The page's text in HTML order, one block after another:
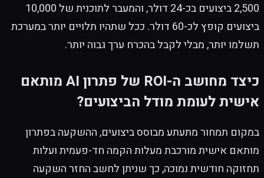
2,500 ביצועים בכ-24 דולר, והמעבר לתוכנית של 10,000
ביצועים קופץ לכ-60 דולר. ככל שתהיו תלויים יותר במערכת
תשלמו יותר, מבלי לקבל בהכרח ערך גבוה יותר.
כיצד מחושב ה-ROI של פתרון AI מותאם
אישית לעומת מודל הביצועים?
במקום תמחור מתעתע מבוסס ביצועים, ההשקעה בפתרון
מותאם אישית מורכבת מעלות הקמה חד-פעמית ועלות
תחזוקה חודשית נמוכה, כך שניתן לחשב החזר השקעה